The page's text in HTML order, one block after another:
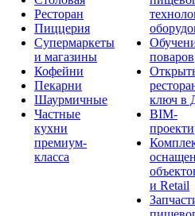
Ресторан
Пиццерия
Супермаркеты
и магазины
Кофейни
Пекарни
Шаурмичные
Частные
кухни
премиум-
класса
поваров
ключ в
BIM-
и Retail